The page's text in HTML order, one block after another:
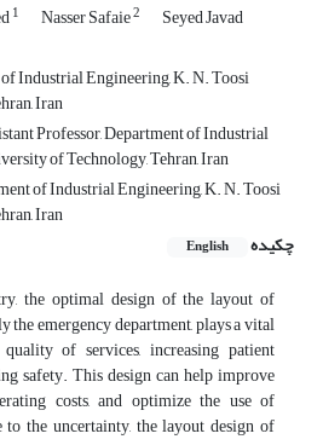
1 Nasser Safaie2 Seyed Javad
Industrial Engineering, K. N. Toosi
Iran
Professor, Department of Industrial
of Technology, Tehran, Iran
of Industrial Engineering, K. N. Toosi
Iran
چکیده
English
the optimal design of the layout of
the emergency department, plays a vital
of services, increasing patient
safety. This design can help improve
costs, and optimize the use of
to the uncertainty, the layout design of